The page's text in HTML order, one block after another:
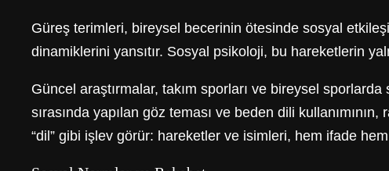
Güreş terimleri, bireysel becerinin ötesinde sosyal
dinamiklerini yansıtır. Sosyal psikoloji, bu hareketlerin
Güncel araştırmalar, takım sporları ve bireysel
sırasında yapılan göz teması ve beden dili
“dil” gibi işlev görür: hareketler ve isimleri, hem ifade hem